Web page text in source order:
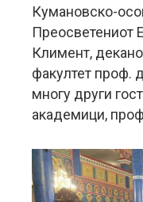
Кумановско-
Преосветениот
Климент,
факултет проф.
многу други
академици,